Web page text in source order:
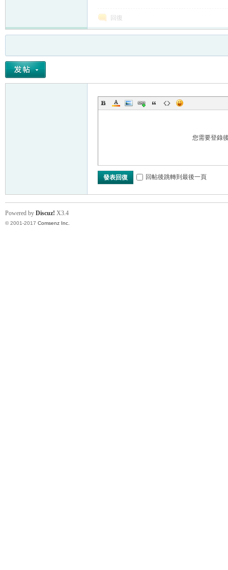
回復
您需要登錄
發表回復 回帖後跳轉到最後一頁
Powered by Discuz! X3.4
© 2001-2017 Comsenz Inc.